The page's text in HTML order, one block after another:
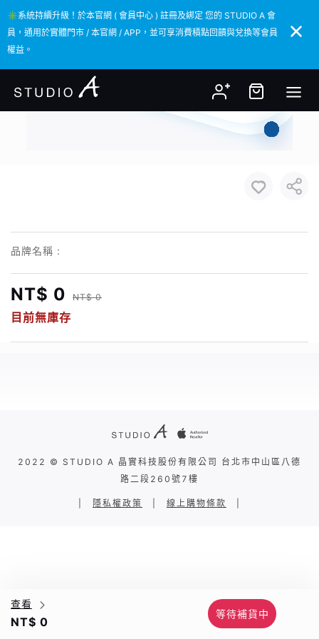
✳️系統持續升級！於本官網 ( 會員中心 ) 註冊及綁定 您的 STUDIO A 會
員，通用於實體門市 / 本官網 / APP，並可享消費積點回饋與兌換等會員
權益。
✳️系統持續升級！於本官網 ( 會員中心 ) 註冊及綁定 您的 STUDIO A 會
員，通用於實體門市 / 本官網 / APP，並可享消費積點回饋與兌換等會員
權益。
品牌名稱 :
NT$ 0 NT$ 0
目前無庫存
查看
NT$ 0
等待補貨中
2022 © STUDIO A 晶實科技股份有限公司 台北市中山區八德
路二段260號7樓
隱私權政策 線上購物條款